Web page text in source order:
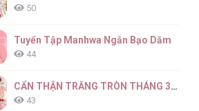
50
Tuyển Tập Manhwa Ngắn Bạo Dăm
44
CẨN THẬN TRĂNG TRÒN THÁNG 3 ĐẤY
43